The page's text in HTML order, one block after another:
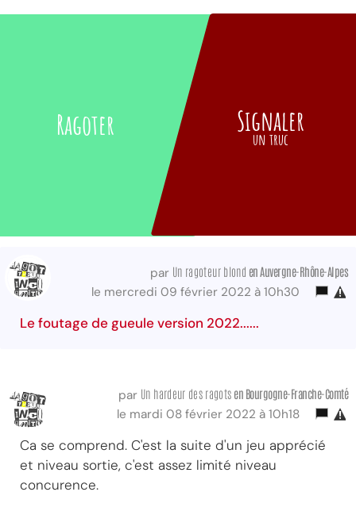
Ragoter Signaler
un truc
par Un ragoteur blond en Auvergne-Rhône-Alpes
le mercredi 09 février 2022 à 10h30
Le foutage de gueule version 2022......
par Un hardeur des ragots en Bourgogne-Franche-Comté
le mardi 08 février 2022 à 10h18
Ca se comprend. C'est la suite d'un jeu apprécié
et niveau sortie, c'est assez limité niveau
concurence.